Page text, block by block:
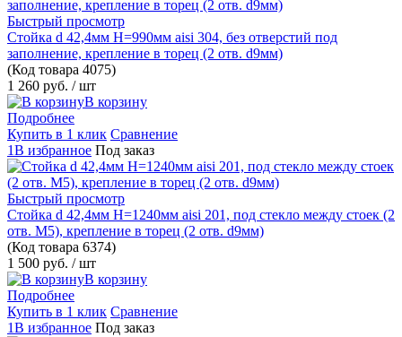
Быстрый просмотр
Стойка d 42,4мм H=990мм aisi 304, без отверстий под
заполнение, крепление в торец (2 отв. d9мм)
(Код товара 4075)
1 260 руб. / шт
В корзину
Подробнее
Купить в 1 клик Сравнение
1В избранное Под заказ
Быстрый просмотр
Стойка d 42,4мм H=1240мм aisi 201, под стекло между стоек (2
отв. М5), крепление в торец (2 отв. d9мм)
(Код товара 6374)
1 500 руб. / шт
В корзину
Подробнее
Купить в 1 клик Сравнение
1В избранное Под заказ